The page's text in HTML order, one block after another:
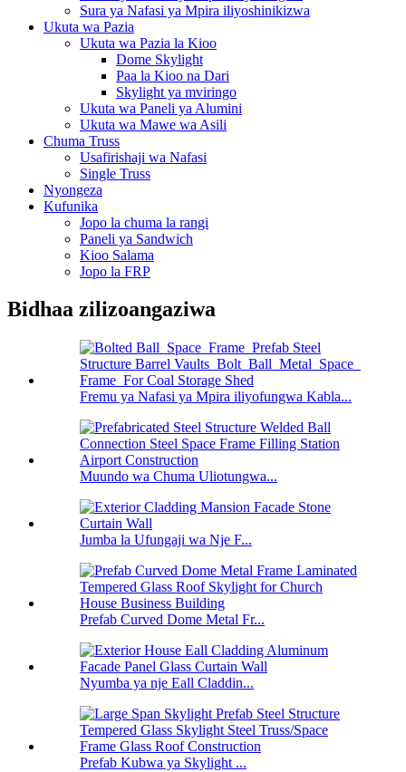
Sura ya Nafasi ya Mpira iliyoshinikizwa
Ukuta wa Pazia
Ukuta wa Pazia la Kioo
Dome Skylight
Paa la Kioo na Dari
Skylight ya mviringo
Ukuta wa Paneli ya Alumini
Ukuta wa Mawe wa Asili
Chuma Truss
Usafirishaji wa Nafasi
Single Truss
Nyongeza
Kufunika
Jopo la chuma la rangi
Paneli ya Sandwich
Kioo Salama
Jopo la FRP
Bidhaa zilizoangaziwa
Fremu ya Nafasi ya Mpira iliyofungwa Kabla...
Muundo wa Chuma Uliotungwa...
Jumba la Ufungaji wa Nje F...
Prefab Curved Dome Metal Fr...
Nyumba ya nje Eall Claddin...
Prefab Kubwa ya Skylight ...